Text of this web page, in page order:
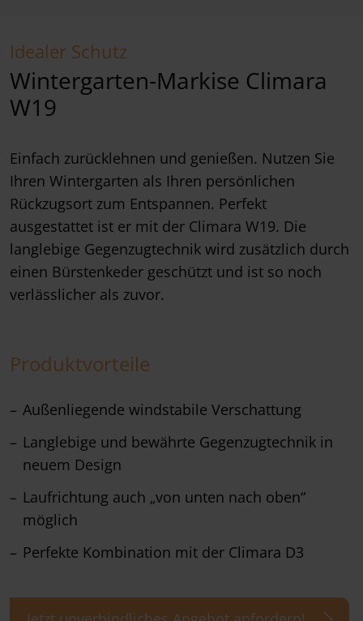
Idealer Schutz
Wintergarten-Markise Climara
W19
Einfach zurücklehnen und genießen. Nutzen Sie
Ihren Wintergarten als Ihren persönlichen
Rückzugsort zum Entspannen. Perfekt
ausgestattet ist er mit der Climara W19. Die
langlebige Gegenzugtechnik wird zusätzlich durch
einen Bürstenkeder geschützt und ist so noch
verlässlicher als zuvor.
Produktvorteile
Außenliegende windstabile Verschattung
Langlebige und bewährte Gegenzugtechnik in
neuem Design
Laufrichtung auch „von unten nach oben“
möglich
Perfekte Kombination mit der Climara D3